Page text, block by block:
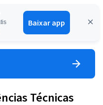
Baixar app
Entrar
Técnicas